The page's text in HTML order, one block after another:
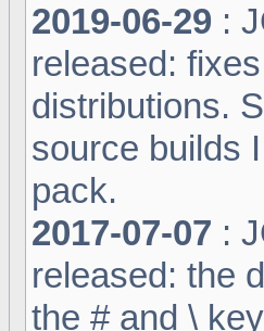
2019-06-29 :
released:
distributions.
source builds
pack.
2017-07-07 :
released: the
the # and \